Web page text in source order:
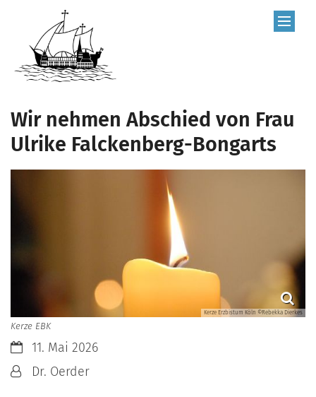
Zum Inhalt springen
Wir nehmen Abschied von Frau
Ulrike Falckenberg-Bongarts
Kerze Erzbistum Köln ©Rebekka Dierkes
Kerze EBK
Datum:11. Mai 2026
Von:Dr. Oerder